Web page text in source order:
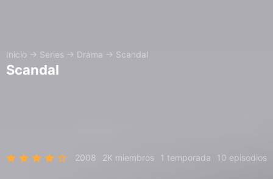
Inicio → Series → Drama → Scandal
Scandal
2008 2K miembros 1 temporada 10 episodios